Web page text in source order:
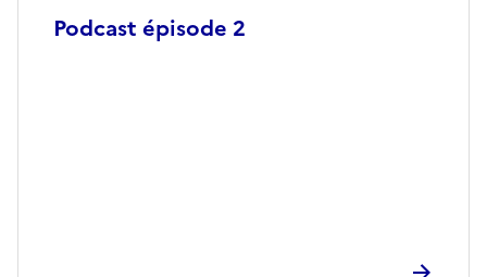
Podcast épisode 2